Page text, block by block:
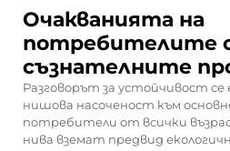
Очакванията на
потребителите
съзнателните
Разговорът за устойчивост
нишова насоченост към
потребители от всички
нива вземат предвид